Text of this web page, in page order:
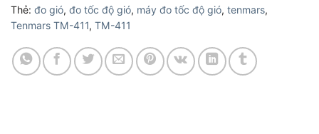
Thẻ: đo gió, đo tốc độ gió, máy đo tốc độ gió, tenmars,
Tenmars TM-411, TM-411